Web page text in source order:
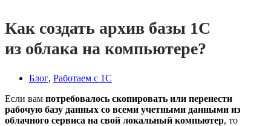
Как создать архив базы 1С
из облака на компьютере?
Блог, Работаем с 1С
Если вам потребовалось скопировать или перенести
рабочую базу данных со всеми учетными данными из
облачного сервиса на свой локальный компьютер, то